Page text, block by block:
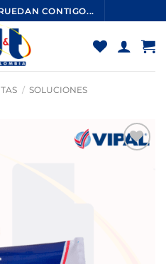
CONTIGO...
/ SOLUCIONES